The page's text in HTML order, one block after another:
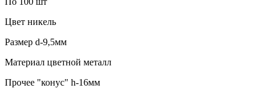
Цвет никель
Размер d-9,5мм
Материал цветной металл
Прочее "конус" h-16мм